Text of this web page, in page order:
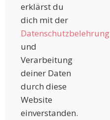
erklärst du
dich mit der
Datenschutzbelehrung
und
Verarbeitung
deiner Daten
durch diese
Website
einverstanden.